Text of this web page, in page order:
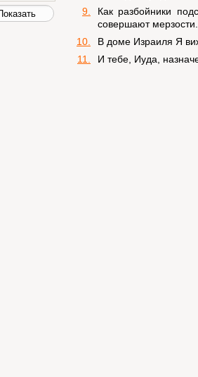
9.
Как разбойники
совершают мерзости.
10.
В доме Израиля Я
11.
И тебе, Иуда,